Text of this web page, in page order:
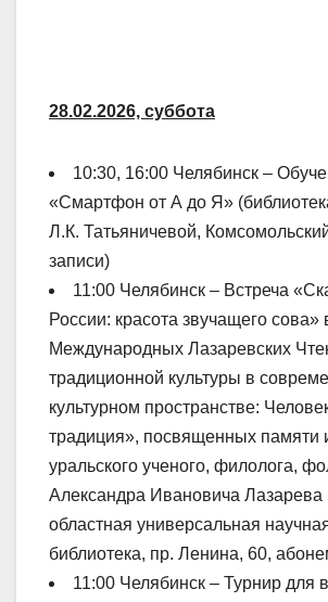
28.02.2026, суббота
10:30, 16:00 Челябинск –
«Смартфон от А до Я»
Л.К. Татьяничевой,
записи)
11:00 Челябинск – Встреча
России: красота звучащего сова»
Международных Лазаревских
традиционной культуры в
культурном пространстве:
традиция», посвященных памяти
уральского ученого, филолога,
Александра Ивановича Лазарева
областная универсальная
библиотека, пр. Ленина, 60,
11:00 Челябинск – Турнир для